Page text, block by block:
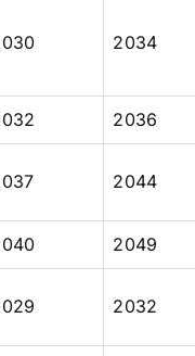
2034
2036
2044
2049
2032